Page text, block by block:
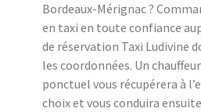
Bordeaux-Mérignac ?
en taxi en toute confiance
de réservation Taxi Ludivine
les coordonnées. Un
ponctuel vous récupérera à
choix et vous conduira